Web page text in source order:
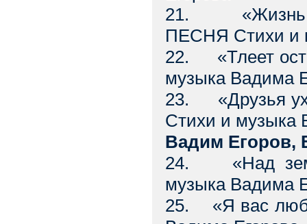
21. «Жизнь
ПЕСНЯ Стихи и
22. «Тлеет
музыка Вадима
23. «Друзья
Стихи и музыка
Вадим Егоров,
24. «Над
музыка Вадима
25. «Я вас